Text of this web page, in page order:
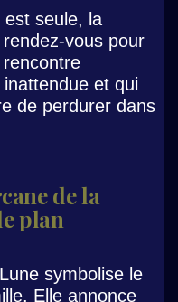
est seule, la
vous pour
et qui
de perdurer dans
de la
plan
symbolise le
Elle annonce